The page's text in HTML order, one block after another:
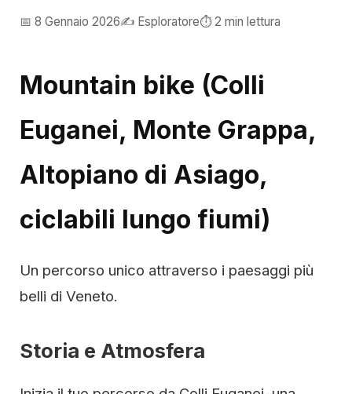
📅 8 Gennaio 2026✍️ Esploratore⏱️ 2 min lettura
Mountain bike (Colli
Euganei, Monte Grappa,
Altopiano di Asiago,
ciclabili lungo fiumi)
Un percorso unico attraverso i paesaggi più
belli di Veneto.
Storia e Atmosfera